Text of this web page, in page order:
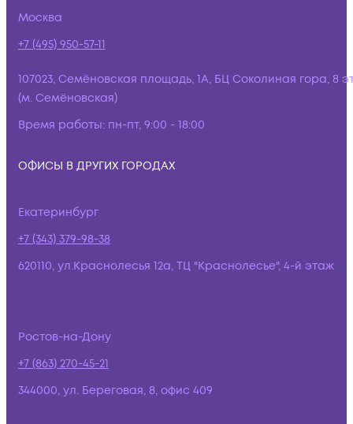
Москва
+7 (495) 950-57-11
107023, Семёновская площадь, 1А, БЦ Соколиная гора, 8
(м. Семёновская)
Время работы: пн-пт, 9:00 - 18:00
ОФИСЫ В ДРУГИХ ГОРОДАХ
Екатеринбург
+7 (343) 379-98-38
620110, ул.Краснолесья 12а, ТЦ "Краснолесье", 4-й этаж
Ростов-на-Дону
+7 (863) 270-45-21
344000, ул. Береговая, 8, офис 409